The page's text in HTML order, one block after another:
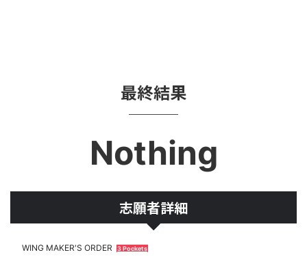
最終結果
Nothing
志願者詳細
WING MAKER'S ORDER 3 Pockets